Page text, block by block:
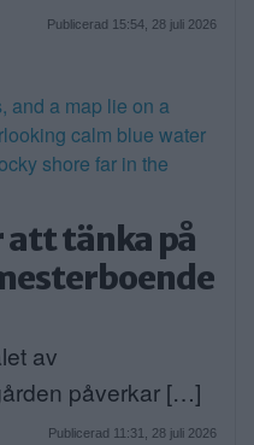
Publicerad 15:54, 28 juli 2026
tänka på
av
påverkar […]
Publicerad 11:31, 28 juli 2026